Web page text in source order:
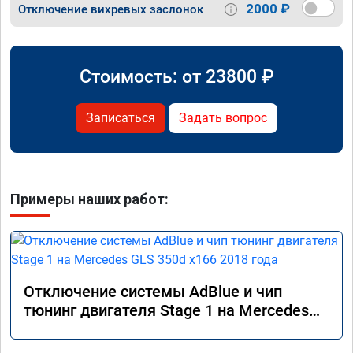
Отключение вихревых заслонок 2000 ₽
Стоимость: от 23800 ₽
Записаться Задать вопрос
Примеры наших работ:
Отключение системы AdBlue и чип
тюнинг двигателя Stage 1 на Mercedes